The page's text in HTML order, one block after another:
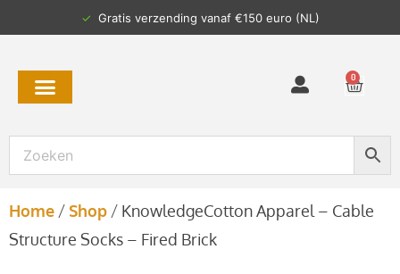
✓ Gratis verzending vanaf €150 euro (NL)
0
Home / Shop / KnowledgeCotton Apparel – Cable
Structure Socks – Fired Brick